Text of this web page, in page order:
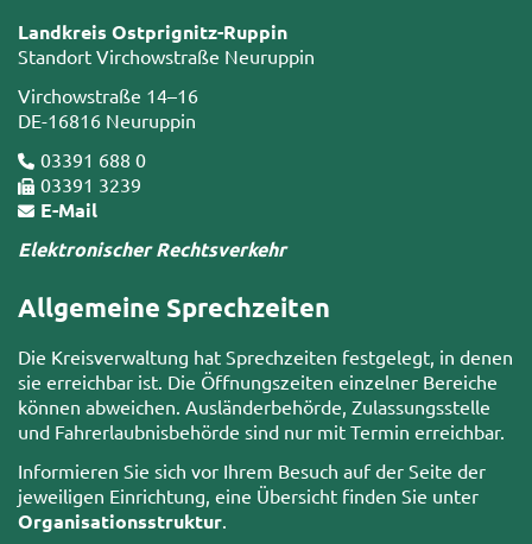
Landkreis Ostprignitz-Ruppin
Standort Virchowstraße Neuruppin
Virchowstraße 14–16
DE-16816 Neuruppin
03391 688 0
03391 3239
E-Mail
Elektronischer Rechtsverkehr
Allgemeine Sprechzeiten
Die Kreisverwaltung hat Sprechzeiten festgelegt, in denen
sie erreichbar ist. Die Öffnungszeiten einzelner Bereiche
können abweichen. Ausländerbehörde, Zulassungsstelle
und Fahrerlaubnisbehörde sind nur mit Termin erreichbar.
Informieren Sie sich vor Ihrem Besuch auf der Seite der
jeweiligen Einrichtung, eine Übersicht finden Sie unter
Organisationsstruktur